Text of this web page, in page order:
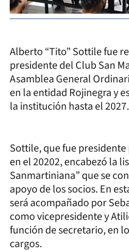
Alberto “Tito” Sottile fue
presidente del Club San
Asamblea General
en la entidad Rojinegra y
la institución hasta el 2027.
Sottile, que fue
en el 20202, encabezó la
Sanmartiniana” que se
apoyo de los socios. En
será acompañado por
como vicepresidente y
función de secretario, en
cargos.